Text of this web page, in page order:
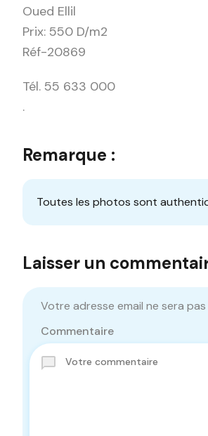
Oued Ellil
Prix: 550 D/m2
Réf-20869
Tél. 55 633 000
.
Remarque :
Toutes les photos sont
Laisser un
Votre adresse email ne sera pas
Commentaire